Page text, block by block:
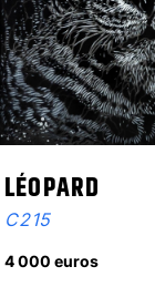
LÉOPARD
C215
4 000 euros